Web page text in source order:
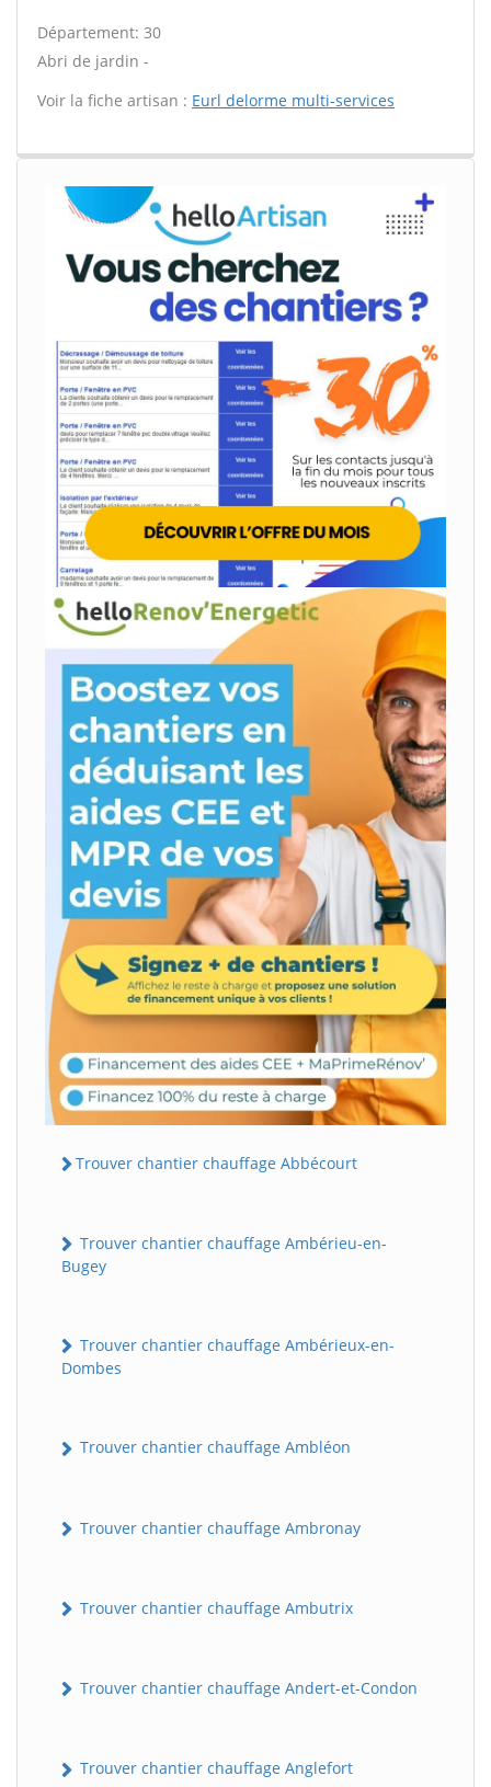
Département: 30
Abri de jardin -
Voir la fiche artisan : Eurl delorme multi-services
Trouver chantier chauffage Abbécourt
Trouver chantier chauffage Ambérieu-en-
Bugey
Trouver chantier chauffage Ambérieux-en-
Dombes
Trouver chantier chauffage Ambléon
Trouver chantier chauffage Ambronay
Trouver chantier chauffage Ambutrix
Trouver chantier chauffage Andert-et-Condon
Trouver chantier chauffage Anglefort